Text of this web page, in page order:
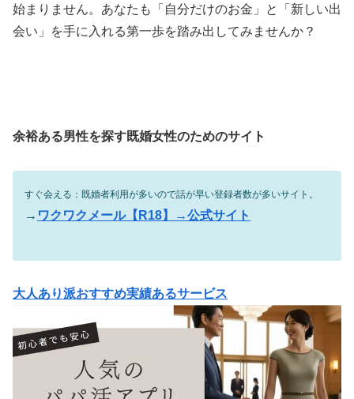
始まりません。あなたも「自分だけのお金」と「新しい出
会い」を手に入れる第一歩を踏み出してみませんか？
余裕ある男性を探す既婚女性のためのサイト
すぐ会える：既婚者利用が多いので話が早い登録者数が多いサイト。
→ ワクワクメール【R18】→公式サイト
大人あり派おすすめ実績あるサービス